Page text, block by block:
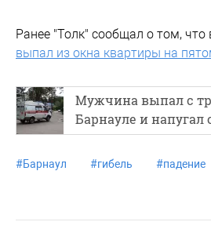
Ранее "Толк" сообщал о том, что
выпал из окна квартиры на
Мужчина выпал с
Барнауле и напугал
#Барнаул #гибель #падение